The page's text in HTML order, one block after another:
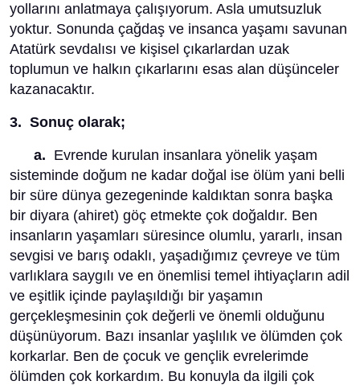
yollarını anlatmaya çalışıyorum. Asla umutsuzluk
yoktur. Sonunda çağdaş ve insanca yaşamı savunan
Atatürk sevdalısı ve kişisel çıkarlardan uzak
toplumun ve halkın çıkarlarını esas alan düşünceler
kazanacaktır.
3. Sonuç olarak;
a. Evrende kurulan insanlara yönelik yaşam
sisteminde doğum ne kadar doğal ise ölüm yani belli
bir süre dünya gezegeninde kaldıktan sonra başka
bir diyara (ahiret) göç etmekte çok doğaldır. Ben
insanların yaşamları süresince olumlu, yararlı, insan
sevgisi ve barış odaklı, yaşadığımız çevreye ve tüm
varlıklara saygılı ve en önemlisi temel ihtiyaçların adil
ve eşitlik içinde paylaşıldığı bir yaşamın
gerçekleşmesinin çok değerli ve önemli olduğunu
düşünüyorum. Bazı insanlar yaşlılık ve ölümden çok
korkarlar. Ben de çocuk ve gençlik evrelerimde
ölümden çok korkardım. Bu konuyla da ilgili çok